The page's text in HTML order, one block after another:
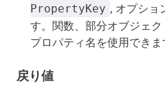
PropertyKey , オプショ
す。関数、部分オブジェク
プロパティ名を使用できま
戻り値